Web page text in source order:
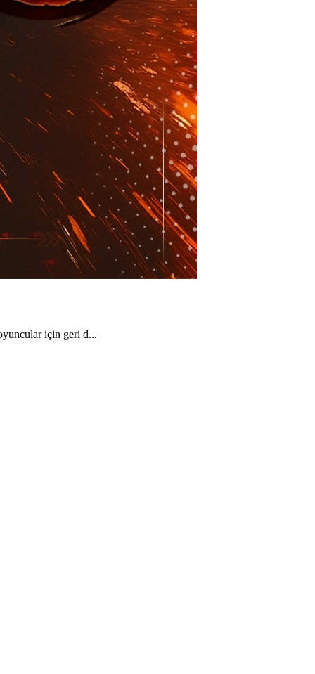
için geri d...